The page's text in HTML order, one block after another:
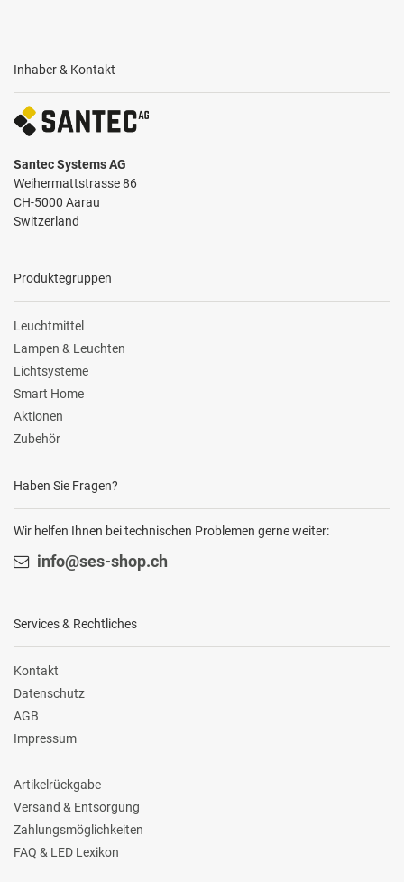
Inhaber & Kontakt
Santec Systems AG
Weihermattstrasse 86
CH-5000 Aarau
Switzerland
Produktegruppen
Leuchtmittel
Lampen & Leuchten
Lichtsysteme
Smart Home
Aktionen
Zubehör
Haben Sie Fragen?
Wir helfen Ihnen bei technischen Problemen gerne weiter:
info@ses-shop.ch
Services & Rechtliches
Kontakt
Datenschutz
AGB
Impressum
Artikelrückgabe
Versand & Entsorgung
Zahlungsmöglichkeiten
FAQ & LED Lexikon